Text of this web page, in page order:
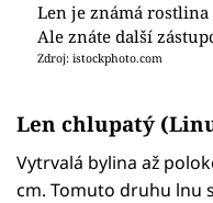
Len je známá
Ale znáte další
Zdroj: istockphoto.com
Len chlupatý
Vytrvalá bylina až
cm. Tomuto druhu lnu